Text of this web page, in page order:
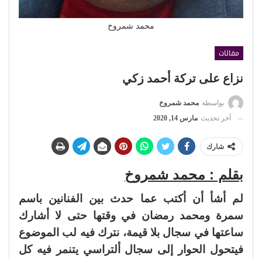
محمد شمروخ
مقالات
نزاع على تركة أحمد زكي
بواسطة محمد شمروخ
آخر تحديث مارس 14, 2020
شارك
بقلم : محمد شمروخ
لم أشأ أن أكتب عما حدث بين الفنانين باسم
سمرة ومحمد رمضان في وقتها حتى لا أشارك
ساعتها في سجال بلا قيمة، نترك فيه لب الموضوع
فيتحول الحوار إلى سجال ألتراسي يتنمر فيه كل